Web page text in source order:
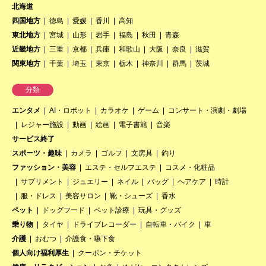
北海道
四国地方
徳島 愛媛 香川
高知
東北地方
宮城 山形 岩手 福島 秋田
青森
近畿地方
三重 京都 兵庫 和歌山 大阪 奈良
滋賀
関東地方
千葉 埼玉 東京 栃木 神奈川 群馬 茨城
分類
エンタメ AI・ロボット カラオケ ゲーム
コンサート・演劇・劇場
レジャー施設
動画 絵画 電子書籍
音楽
サービス終了
スポーツ・趣味
カメラ ゴルフ 文房具
釣り
ファッション・美容
エステ・セルフエステ
コスメ・化粧品
サプリメント
ジュエリー ネイル バッグ ヘアケア
時計
服・ドレス
美容サロン 靴・シューズ
香水
ペット
ドッグフード ペット診療
玩具・グッズ
乗り物
タイヤ ドライブレコーダー 自転車・バイク
車
介護
おむつ
介護食・嚥下食
個人向け福利厚生
クーポン・チケット